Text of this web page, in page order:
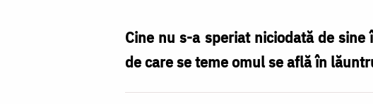
Cine nu s-a speriat niciodată de
de care se teme omul se află în